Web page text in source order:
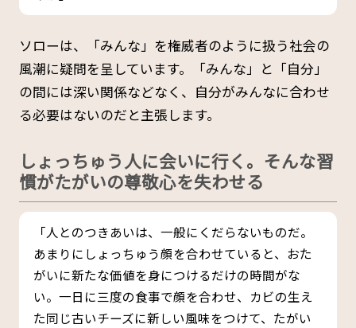
ソローは、「みんな」を権威者のように扱う社会の
風潮に疑問を呈しています。「みんな」と「自分」
の間には深い関係などなく、自分がみんなに合わせ
る必要はないのだと主張します。
しょっちゅう人に会いに行く。そんな習
慣がたがいの尊敬心を失わせる
「人とのつきあいは、一般にくだらないものだ。
あまりにしょっちゅう顔を合わせていると、おた
がいに新たな価値を身につけるだけの時間がな
い。一日に三度の食事で顔を合わせ、カビの生え
た同じ古いチーズに新しい風味をつけて、たがい